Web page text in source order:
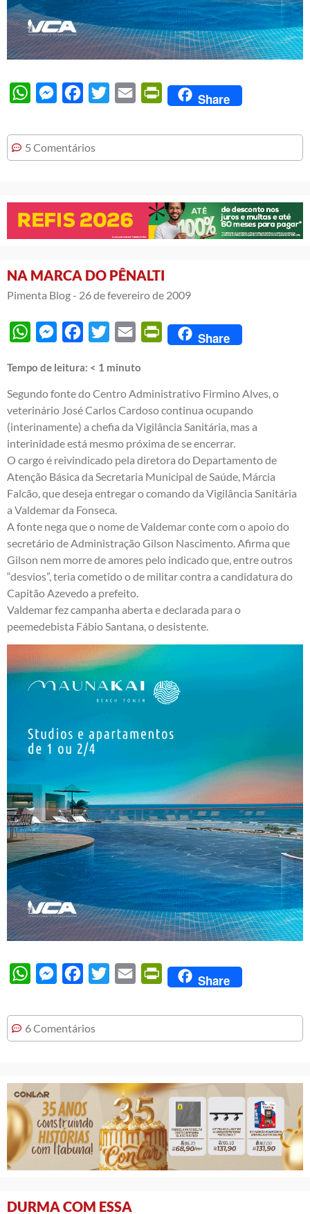
WhatsAppMessengerFacebook
Twitter Email PrintFriendly
Share
5 Comentários
NA MARCA DO PÊNALTI
Pimenta Blog - 26 de fevereiro de 2009
WhatsAppMessengerFacebook
Twitter Email PrintFriendly
Share
Tempo de leitura: < 1 minuto
Segundo fonte do Centro Administrativo Firmino Alves, o
veterinário José Carlos Cardoso continua ocupando
(interinamente) a chefia da Vigilância Sanitária, mas a
interinidade está mesmo próxima de se encerrar.
O cargo é reivindicado pela diretora do Departamento de
Atenção Básica da Secretaria Municipal de Saúde, Márcia
Falcão, que deseja entregar o comando da Vigilância Sanitária
a Valdemar da Fonseca.
A fonte nega que o nome de Valdemar conte com o apoio do
secretário de Administração Gilson Nascimento. Afirma que
Gilson nem morre de amores pelo indicado que, entre outros
“desvios”, teria cometido o de militar contra a candidatura do
Capitão Azevedo a prefeito.
Valdemar fez campanha aberta e declarada para o
peemedebista Fábio Santana, o desistente.
WhatsAppMessengerFacebook
Twitter Email PrintFriendly
Share
6 Comentários
DURMA COM ESSA